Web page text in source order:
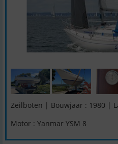
Zeilboten | Bouwjaar : 1980 |
Motor : Yanmar YSM 8